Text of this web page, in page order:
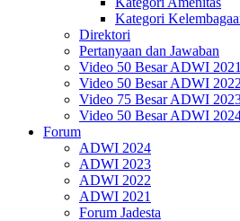
Kategori
Direktori
Pertanyaan dan Jawaban
Video 50 Besar ADWI 2021
Video 50 Besar ADWI 2022
Video 75 Besar ADWI
Video 50 Besar ADWI
Forum
ADWI 2024
ADWI 2023
ADWI 2022
ADWI 2021
Forum Jadesta